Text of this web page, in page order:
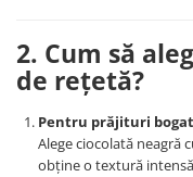
2. Cum să
de rețetă?
Pentru prăjituri
Alege ciocolată neagră
obține o textură